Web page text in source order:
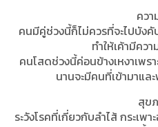
ควา
คนมีคู่ช่วงนี้ก็ไม่ควรที่จะไปบังคั
ทำให้เค้ามีคว
คนโสดช่วงนี้ค่อนข้างเหงาเพร
นานจะมีคนที่เข้ามาแล
สุข
ระวังโรคที่เกี่ยวกับลำไส้ กระเพ